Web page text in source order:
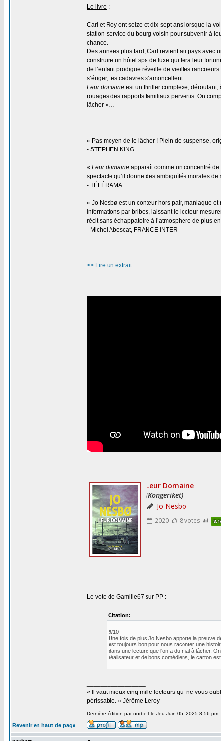
Le livre :
Carl et Roy ont seize et dix-sept ans lorsque la
station-service du bourg voisin pour subvenir à
chance.
Des années plus tard, Carl revient au pays avec
construire un hôtel spa de luxe qui fera leur
de l’enfant prodigue réveille de vieilles
s’ériger, les cadavres s’amoncellent.
Leur domaine est un thriller complexe,
rouages des rapports familiaux pervertis. On
lâcher »…
« Pas moyen de le lâcher ! Plein de suspense,
- STEPHEN KING
« Leur domaine apparaît comme un concentré
spectacle qu’il donne des ambiguïtés morales
- TÉLÉRAMA
« Jo Nesbø est un conteur hors pair, maniaque
informations par bribes, laissant le lecteur
récit sans échappatoire à l’atmosphère de plus
- Michel Abescat, FRANCE INTER
>> Lire un extrait
Le vote de Gamille67 sur PP :
Citation:
9/10
Une fois de plus Jo Nesbo apporte la preuve
est toujours bon pour nous raconter une
dans une lecture que l'on a du mal à lâcher.
réalisateur et de bons comédiens, le carton
« Il vaut mieux cinq mille lecteurs qui ne vous
périssable. » Jérôme Leroy
Dernière édition par norbert le Jeu Juin 05, 2025 8:56 pm;
Revenir en haut de page